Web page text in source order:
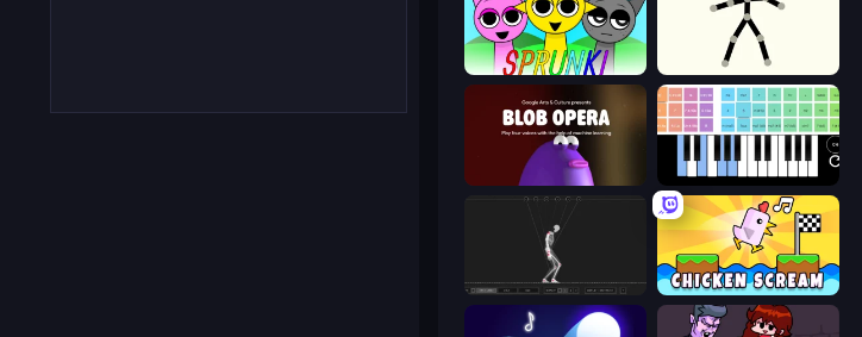
Sprunki Stick Animator
Blob Opera Virtual Online Piano
Skeleton Simulator Chicken Scream